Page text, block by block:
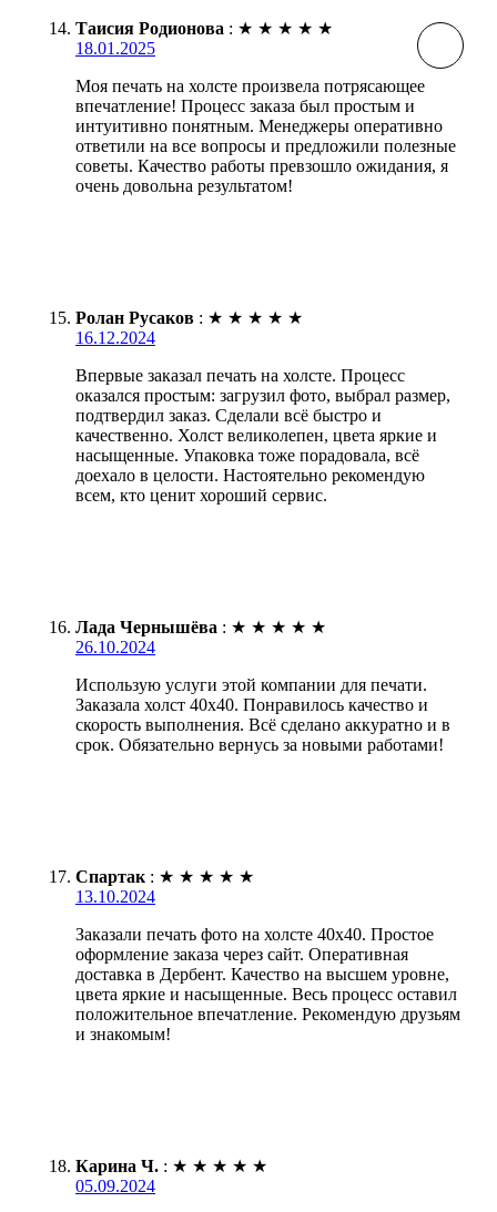
Таисия Родионова : ★ ★ ★ ★ ★
18.01.2025
Моя печать на холсте произвела потрясающее
впечатление! Процесс заказа был простым и
интуитивно понятным. Менеджеры оперативно
ответили на все вопросы и предложили полезные
советы. Качество работы превзошло ожидания, я
очень довольна результатом!
Ролан Русаков : ★ ★ ★ ★ ★
16.12.2024
Впервые заказал печать на холсте. Процесс
оказался простым: загрузил фото, выбрал размер,
подтвердил заказ. Сделали всё быстро и
качественно. Холст великолепен, цвета яркие и
насыщенные. Упаковка тоже порадовала, всё
доехало в целости. Настоятельно рекомендую
всем, кто ценит хороший сервис.
Лада Чернышёва : ★ ★ ★ ★ ★
26.10.2024
Использую услуги этой компании для печати.
Заказала холст 40х40. Понравилось качество и
скорость выполнения. Всё сделано аккуратно и в
срок. Обязательно вернусь за новыми работами!
Спартак : ★ ★ ★ ★ ★
13.10.2024
Заказали печать фото на холсте 40х40. Простое
оформление заказа через сайт. Оперативная
доставка в Дербент. Качество на высшем уровне,
цвета яркие и насыщенные. Весь процесс оставил
положительное впечатление. Рекомендую друзьям
и знакомым!
Карина Ч. : ★ ★ ★ ★ ★
05.09.2024